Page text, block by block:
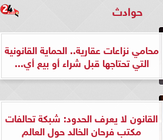
حوادث
محامي نزاعات عقارية.. الحماية القانونية
التي تحتاجها قبل شراء أو بيع أي...
القانون لا يعرف الحدود: شبكة تحالفات
مكتب فرحان الخالد حول العالم